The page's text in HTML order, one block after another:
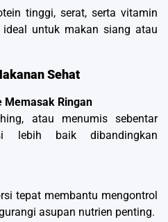
tinggi, serat, serta vitamin
untuk makan siang atau
Sehat
Memasak Ringan
atau menumis sebentar
lebih baik dibandingkan
tepat membantu mengontrol
asupan nutrien penting.